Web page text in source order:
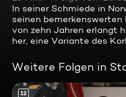
In seiner Schmiede in
seinen
von zehn Jahren erlangt
her, eine Variante des
Weitere Folgen in
12